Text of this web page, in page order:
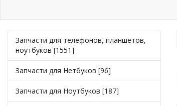
Запчасти для телефонов, планшетов,
ноутбуков [1551]
Запчасти для Нетбуков [96]
Запчасти для Ноутбуков [187]